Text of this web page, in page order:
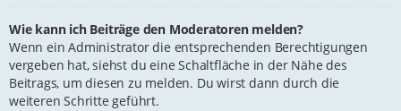
Wie kann ich Beiträge den Moderatoren melden?
Wenn ein Administrator die entsprechenden Berechtigungen
vergeben hat, siehst du eine Schaltfläche in der Nähe des
Beitrags, um diesen zu melden. Du wirst dann durch die
weiteren Schritte geführt.